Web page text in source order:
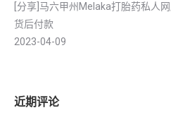
[分享]马六甲州Melaka打胎药私人
货后付款
2023-04-09
近期评论